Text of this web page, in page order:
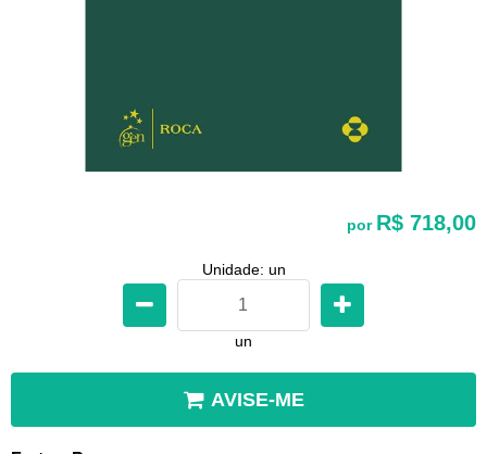
por R$ 718,00
Unidade: un
un
AVISE-ME